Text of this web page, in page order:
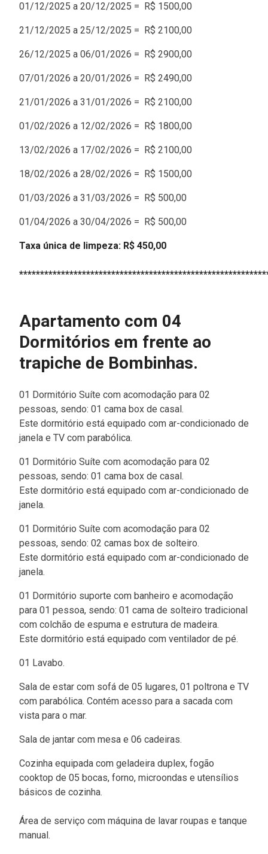
01/12/2025 a 20/12/2025 = R$ 1500,00
21/12/2025 a 25/12/2025 = R$ 2100,00
26/12/2025 a 06/01/2026 = R$ 2900,00
07/01/2026 a 20/01/2026 = R$ 2490,00
21/01/2026 a 31/01/2026 = R$ 2100,00
01/02/2026 a 12/02/2026 = R$ 1800,00
13/02/2026 a 17/02/2026 = R$ 2100,00
18/02/2026 a 28/02/2026 = R$ 1500,00
01/03/2026 a 31/03/2026 = R$ 500,00
01/04/2026 a 30/04/2026 = R$ 500,00
Taxa única de limpeza: R$ 450,00
Apartamento com 04
Dormitórios em frente ao
trapiche de Bombinhas.
01 Dormitório Suíte com acomodação para 02
pessoas, sendo: 01 cama box de casal.
Este dormitório está equipado com ar-condicionado de
janela e TV com parabólica.
01 Dormitório Suíte com acomodação para 02
pessoas, sendo: 01 cama box de casal.
Este dormitório está equipado com ar-condicionado de
janela.
01 Dormitório Suíte com acomodação para 02
pessoas, sendo: 02 camas box de solteiro.
Este dormitório está equipado com ar-condicionado de
janela.
01 Dormitório suporte com banheiro e acomodação
para 01 pessoa, sendo: 01 cama de solteiro tradicional
com colchão de espuma e estrutura de madeira.
Este dormitório está equipado com ventilador de pé.
01 Lavabo.
Sala de estar com sofá de 05 lugares, 01 poltrona e TV
com parabólica. Contém acesso para a sacada com
vista para o mar.
Sala de jantar com mesa e 06 cadeiras.
Cozinha equipada com geladeira duplex, fogão
cooktop de 05 bocas, forno, microondas e utensílios
básicos de cozinha.
Área de serviço com máquina de lavar roupas e tanque
manual.